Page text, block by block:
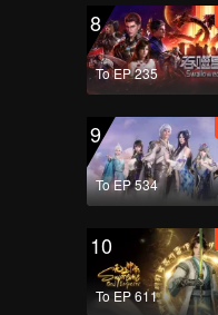
8
To EP 235
9
To EP 534
10
To EP 611